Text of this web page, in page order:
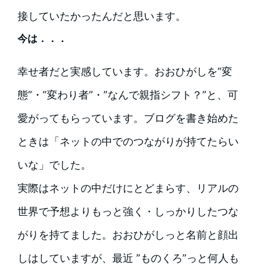
接していたかったんだと思います。
今は．．．
幸せ者だと実感しています。おおひがしを”変
態”・”変わり者”・”なんで親指シフト？”と、可
愛がってもらっています。ブログを書き始めた
ときは「ネットの中でのつながりが持てたらい
いな」でした。
実際はネットの中だけにとどまらす、リアルの
世界で予想よりもっと強く・しっかりしたつな
がりを持てました。おおひがしっと名前と顔出
しはしていますが、最近 ”ものくろ”っと何人も